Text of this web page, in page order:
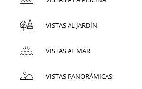
VISTAS AL JARDÍN
VISTAS AL MAR
VISTAS PANORÁMICAS